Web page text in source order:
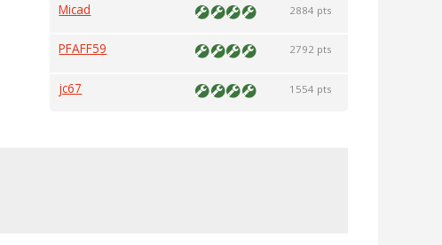
Micad 2884 pts
PFAFF59 2792 pts
jc67 1554 pts